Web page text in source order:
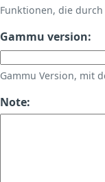
Funktionen, die
Gammu version:
Gammu Version, mit
Note: